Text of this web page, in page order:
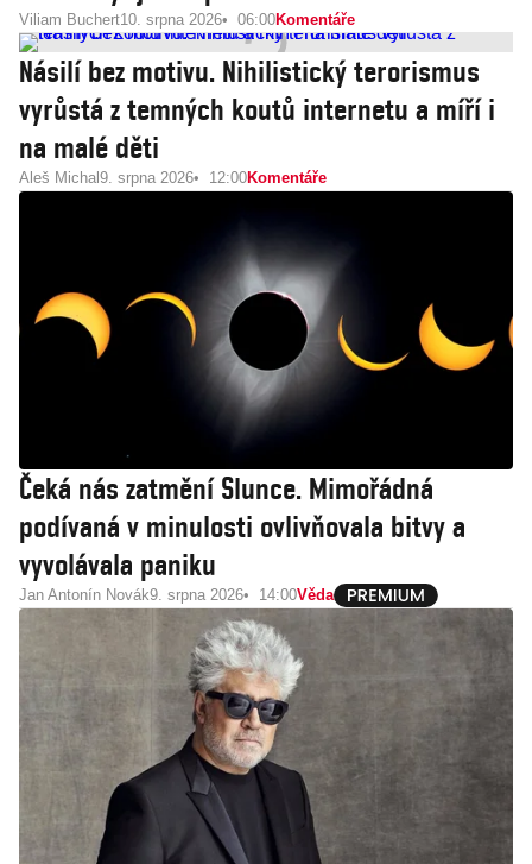
Viliam Buchert10. srpna 2026 06:00Komentáře
Násilí bez motivu. Nihilistický terorismus
vyrůstá z temných koutů internetu a míří i
na malé děti
Aleš Michal 9. srpna 2026 12:00Komentáře
Čeká nás zatmění Slunce. Mimořádná
podívaná v minulosti ovlivňovala bitvy a
vyvolávala paniku
Jan Antonín Novák9. srpna 2026 14:00Věda